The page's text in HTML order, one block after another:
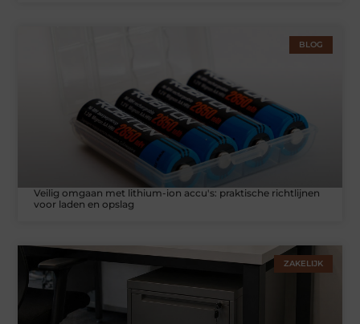
BLOG
Veilig omgaan met lithium-ion accu's: praktische richtlijnen
voor laden en opslag
ZAKELIJK